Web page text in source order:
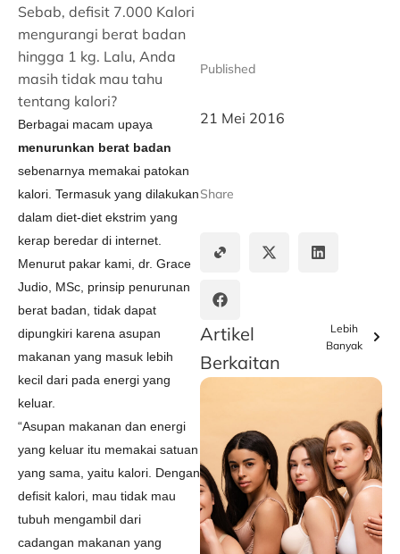
Sebab, defisit 7.000 Kalori
mengurangi berat badan
hingga 1 kg. Lalu, Anda
masih tidak mau tahu
tentang kalori?
Berbagai macam upaya
menurunkan berat badan
sebenarnya memakai patokan
kalori. Termasuk yang dilakukan
dalam diet-diet ekstrim yang
kerap beredar di internet.
Menurut pakar kami, dr. Grace
Judio, MSc, prinsip penurunan
berat badan, tidak dapat
dipungkiri karena asupan
makanan yang masuk lebih
kecil dari pada energi yang
keluar.
“Asupan makanan dan energi
yang keluar itu memakai satuan
yang sama, yaitu kalori. Dengan
defisit kalori, mau tidak mau
tubuh mengambil dari
cadangan makanan yang
Published
21 Mei 2016
Share
Artikel
Berkaitan
Lebih
Banyak